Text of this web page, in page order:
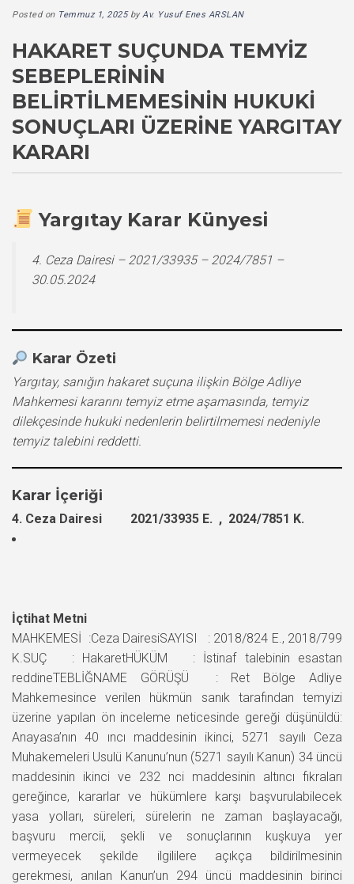
Posted on Temmuz 1, 2025byAv. Yusuf Enes ARSLAN
HAKARET SUÇUNDA TEMYIZ
SEBEPLERININ
BELIRTILMEMESININ HUKUKI
SONUÇLARI ÜZERINE YARGITAY
KARARI
Yargıtay Karar Künyesi
4. Ceza Dairesi – 2021/33935 – 2024/7851 –
30.05.2024
Karar Özeti
Yargıtay, sanığın hakaret suçuna ilişkin Bölge Adliye
Mahkemesi kararını temyiz etme aşamasında, temyiz
dilekçesinde hukuki nedenlerin belirtilmemesi nedeniyle
temyiz talebini reddetti.
Karar İçeriği
4. Ceza Dairesi 2021/33935 E. , 2024/7851 K.
İçtihat Metni
MAHKEMESİ :Ceza DairesiSAYISI : 2018/824 E., 2018/799
K.SUÇ : HakaretHÜKÜM : İstinaf talebinin esastan
reddineTEBLİĞNAME GÖRÜŞÜ : Ret Bölge Adliye
Mahkemesince verilen hükmün sanık tarafından temyizi
üzerine yapılan ön inceleme neticesinde gereği düşünüldü:
Anayasa’nın 40 ıncı maddesinin ikinci, 5271 sayılı Ceza
Muhakemeleri Usulü Kanunu’nun (5271 sayılı Kanun) 34 üncü
maddesinin ikinci ve 232 nci maddesinin altıncı fıkraları
gereğince, kararlar ve hükümlere karşı başvurulabilecek
yasa yolları, süreleri, sürelerin ne zaman başlayacağı,
başvuru mercii, şekli ve sonuçlarının kuşkuya yer
vermeyecek şekilde ilgililere açıkça bildirilmesinin
gerekmesi, anılan Kanun’un 294 üncü maddesinin birinci